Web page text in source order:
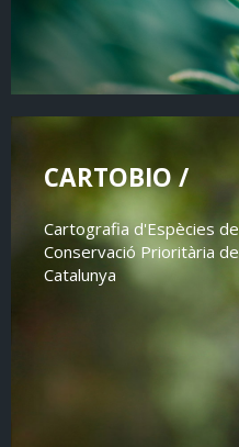
CARTOBIO /
Cartografia d'Espècies de
Conservació Prioritària de
Catalunya